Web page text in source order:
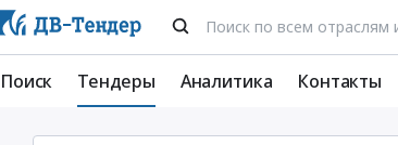
Поиск Тендеры Аналитика Контакты